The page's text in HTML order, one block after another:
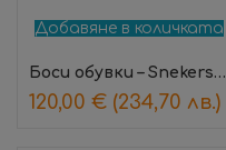
Добавяне в количката
Боси обувки – Snekers Gray (Nubuck)
120,00 € (234,70 лв.)